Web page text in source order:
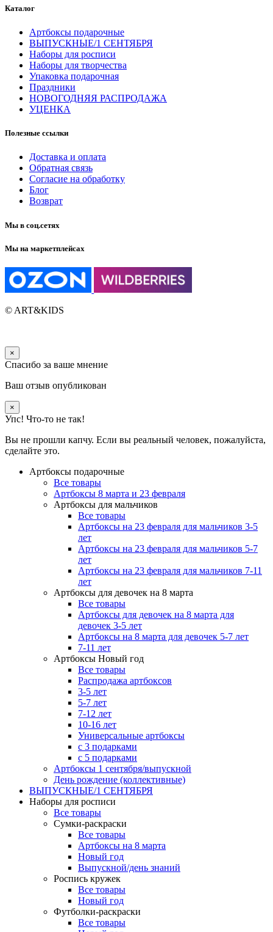
Каталог
Артбоксы подарочные
ВЫПУСКНЫЕ/1 СЕНТЯБРЯ
Наборы для росписи
Наборы для творчества
Упаковка подарочная
Праздники
НОВОГОДНЯЯ РАСПРОДАЖА
УЦЕНКА
Полезные ссылки
Доставка и оплата
Обратная связь
Согласие на обработку
Блог
Возврат
Мы в соц.сетях
Мы на маркетплейсах
© ART&KIDS
×
Спасибо за ваше мнение
Ваш отзыв опубликован
×
Упс! Что-то не так!
Вы не прошли капчу. Если вы реальный человек, пожалуйста,
сделайте это.
Артбоксы подарочные
Все товары
Артбоксы 8 марта и 23 февраля
Артбоксы для мальчиков
Все товары
Артбоксы на 23 февраля для мальчиков 3-5
лет
Артбоксы на 23 февраля для мальчиков 5-7
лет
Артбоксы на 23 февраля для мальчиков 7-11
лет
Артбоксы для девочек на 8 марта
Все товары
Артбоксы для девочек на 8 марта для
девочек 3-5 лет
Артбоксы на 8 марта для девочек 5-7 лет
7-11 лет
Артбоксы Новый год
Все товары
Распродажа артбоксов
3-5 лет
5-7 лет
7-12 лет
10-16 лет
Универсальные артбоксы
с 3 подарками
с 5 подарками
Артбоксы 1 сентября/выпускной
День рождение (коллективные)
ВЫПУСКНЫЕ/1 СЕНТЯБРЯ
Наборы для росписи
Все товары
Сумки-раскраски
Все товары
Артбоксы на 8 марта
Новый год
Выпускной/день знаний
Роспись кружек
Все товары
Новый год
Футболки-раскраски
Все товары